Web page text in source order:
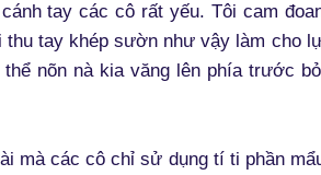
tay các cô rất yếu. Tôi cam
tay khép sườn như vậy làm cho
nõn nà kia văng lên phía trước
mà các cô chỉ sử dụng tí ti phần